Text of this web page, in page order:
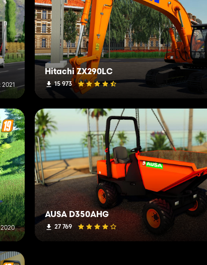
Hitachi ZX290LC
15 973
AUSA D350AHG
27 769